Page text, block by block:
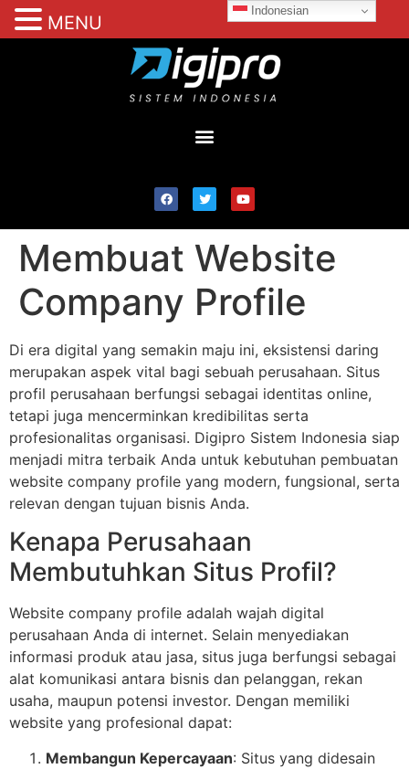
Membuat Website
Company Profile
Di era digital yang semakin maju ini, eksistensi daring
merupakan aspek vital bagi sebuah perusahaan. Situs
profil perusahaan berfungsi sebagai identitas online,
tetapi juga mencerminkan kredibilitas serta
profesionalitas organisasi. Digipro Sistem Indonesia siap
menjadi mitra terbaik Anda untuk kebutuhan pembuatan
website company profile yang modern, fungsional, serta
relevan dengan tujuan bisnis Anda.
Kenapa Perusahaan
Membutuhkan Situs Profil?
Website company profile adalah wajah digital
perusahaan Anda di internet. Selain menyediakan
informasi produk atau jasa, situs juga berfungsi sebagai
alat komunikasi antara bisnis dan pelanggan, rekan
usaha, maupun potensi investor. Dengan memiliki
website yang profesional dapat:
Membangun Kepercayaan: Situs yang didesain
Indonesian
MENU